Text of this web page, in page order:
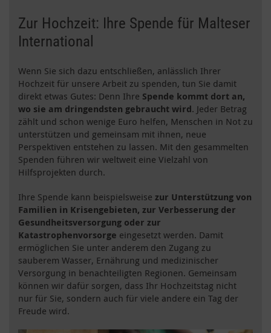
Zur Hochzeit: Ihre Spende für Malteser
International
Wenn Sie sich dazu entschließen, anlässlich Ihrer
Hochzeit für unsere Arbeit zu spenden, tun Sie damit
direkt etwas Gutes: Denn Ihre Spende kommt dort an,
wo sie am dringendsten gebraucht wird. Jeder Betrag
zählt und schon wenige Euro helfen, Menschen in Not zu
unterstützen und gemeinsam mit ihnen, neue
Perspektiven entstehen zu lassen. Mit den gesammelten
Spenden führen wir weltweit eine Vielzahl von
Hilfsprojekten durch.
Ihre Spende kann beispielsweise zur Unterstützung von
Familien in Krisengebieten, zur Verbesserung der
Gesundheitsversorgung oder zur
Katastrophenvorsorge eingesetzt werden. Damit
ermöglichen Sie unter anderem den Zugang zu
sauberem Wasser, Ernährung und medizinischer
Versorgung in benachteiligten Regionen. Gemeinsam
können wir dafür sorgen, dass Ihr Hochzeitstag nicht
nur für Sie, sondern auch für viele andere ein Tag der
Freude wird.